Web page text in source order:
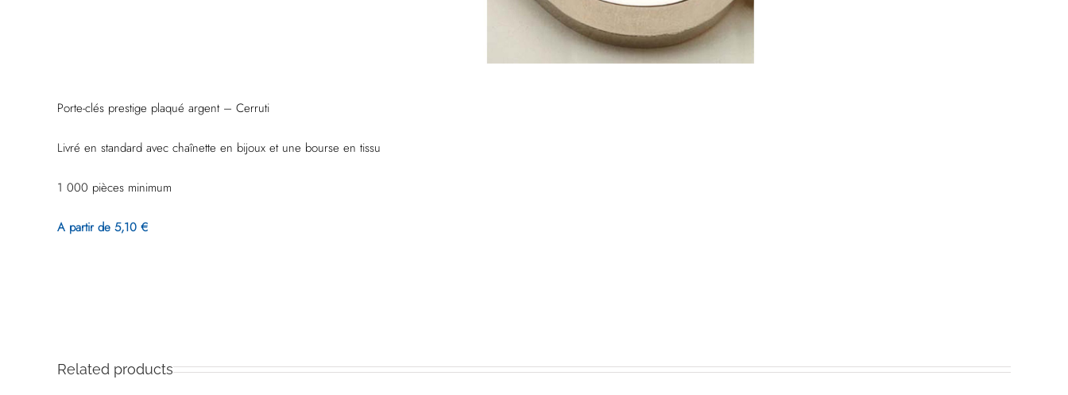
Porte-clés prestige plaqué argent – Cerruti
Livré en standard avec chaînette en bijoux et une bourse en tissu
1 000 pièces minimum
A partir de 5,10 €
Related products